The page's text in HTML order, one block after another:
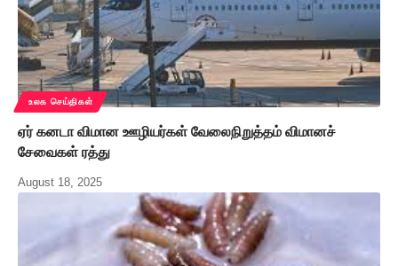
உலக செய்திகள்
ஏர் கனடா விமான ஊழியர்கள் வேலைநிறுத்தம் விமானச்
சேவைகள் ரத்து
August 18, 2025